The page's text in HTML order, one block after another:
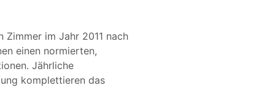
Zimmer im Jahr 2011 nach
einen normierten,
Jährliche
komplettieren das